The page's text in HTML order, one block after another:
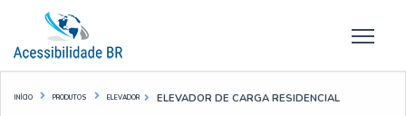
INÍCIO PRODUTOS ELEVADOR ELEVADOR DE CARGA RESIDENCIAL